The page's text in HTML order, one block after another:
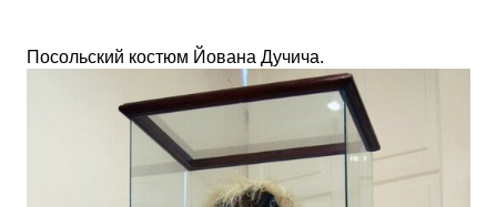
Посольский костюм Йована Дучича.